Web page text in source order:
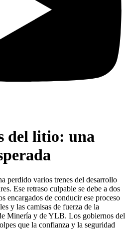
del litio: una
perdido varios trenes del desarrollo
Ese retraso culpable se debe a dos
encargados de conducir ese proceso
y las camisas de fuerza de la
Minería y de YLB. Los gobiernos del
que la confianza y la seguridad